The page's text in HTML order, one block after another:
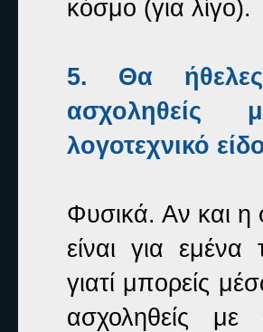
κόσμο (για λίγο).
5. Θα
λογοτεχνικό
Φυσικά. Αν και η
είναι για εμένα
γιατί μπορείς
ασχοληθείς